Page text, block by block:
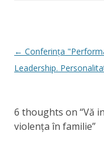
Post
navigation
← Conferința
Leadership.
6 thoughts on “Vă
violența în familie”